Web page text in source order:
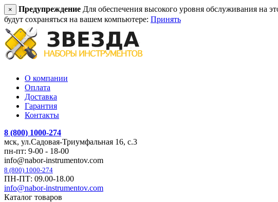
× Предупреждение Для обеспечения высокого уровня обслуживания на
будут сохраняться на вашем компьютере: Принять
О компании
Оплата
Доставка
Гарантия
Контакты
8 (800) 1000-274
мск, ул.Садовая-Триумфальная 16, с.3
пн-пт: 9-00 - 18-00
info@nabor-instrumentov.com
8 (800) 1000-274
ПН-ПТ: 09.00-18.00
info@nabor-instrumentov.com
Каталог товаров